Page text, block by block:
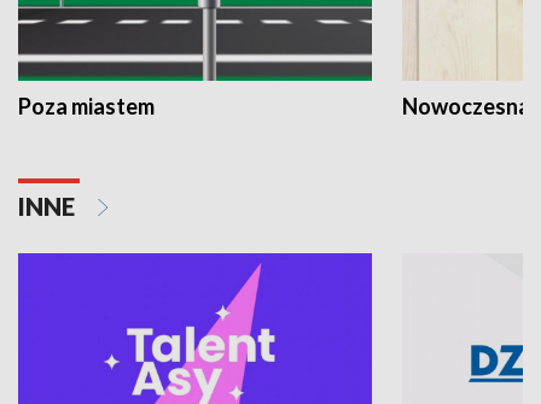
Poza miastem Nowoczesna
INNE